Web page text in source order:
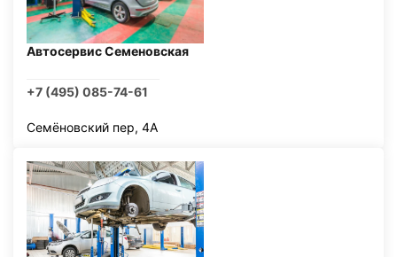
Автосервис Семеновская
+7 (495) 085-74-61
Семёновский пер, 4А